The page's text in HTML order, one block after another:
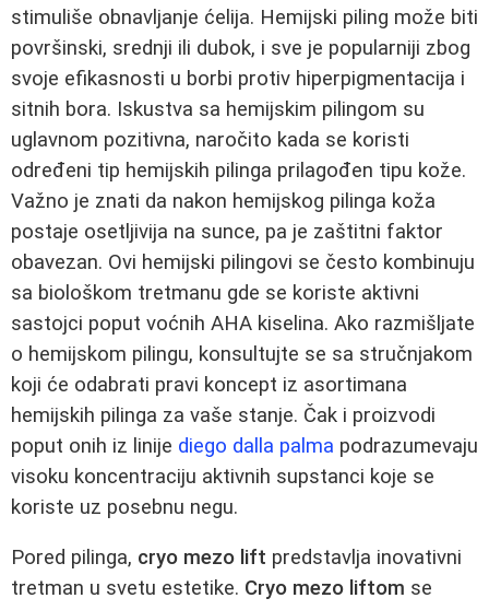
stimuliše obnavljanje ćelija. Hemijski piling može biti
površinski, srednji ili dubok, i sve je popularniji zbog
svoje efikasnosti u borbi protiv hiperpigmentacija i
sitnih bora. Iskustva sa hemijskim pilingom su
uglavnom pozitivna, naročito kada se koristi
određeni tip hemijskih pilinga prilagođen tipu kože.
Važno je znati da nakon hemijskog pilinga koža
postaje osetljivija na sunce, pa je zaštitni faktor
obavezan. Ovi hemijski pilingovi se često kombinuju
sa biološkom tretmanu gde se koriste aktivni
sastojci poput voćnih AHA kiselina. Ako razmišljate
o hemijskom pilingu, konsultujte se sa stručnjakom
koji će odabrati pravi koncept iz asortimana
hemijskih pilinga za vaše stanje. Čak i proizvodi
poput onih iz linije diego dalla palma podrazumevaju
visoku koncentraciju aktivnih supstanci koje se
koriste uz posebnu negu.
Pored pilinga, cryo mezo lift predstavlja inovativni
tretman u svetu estetike. Cryo mezo liftom se